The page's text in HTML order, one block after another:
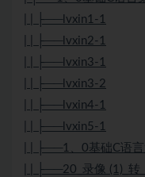
| | ├──lvxin1-1
| | ├──lvxin2-1
| | ├──lvxin3-1
| | ├──lvxin3-2
| | ├──lvxin4-1
| | ├──lvxin5-1
| | ├──1、0基础C语
| | ├──20_录像 (1)_转